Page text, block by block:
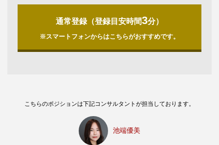
通常登録（登録目安時間3分）
※スマートフォンからはこちらがおすすめです。
こちらのポジションは下記コンサルタントが担当しております。
池端優美